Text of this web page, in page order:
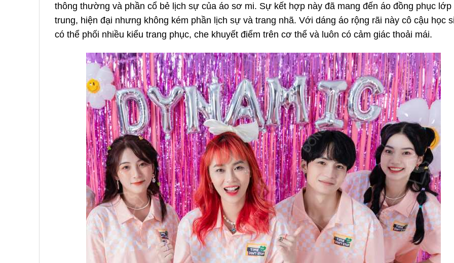
thông thường và phần cổ bẻ lịch sự của áo sơ mi. Sự kết hợp này đã mang đến áo đồng phục lớp
trung, hiện đại nhưng không kém phần lịch sự và trang nhã. Với dáng áo rộng rãi này cô cậu học
có thể phối nhiều kiểu trang phục, che khuyết điểm trên cơ thể và luôn có cảm giác thoải mái.